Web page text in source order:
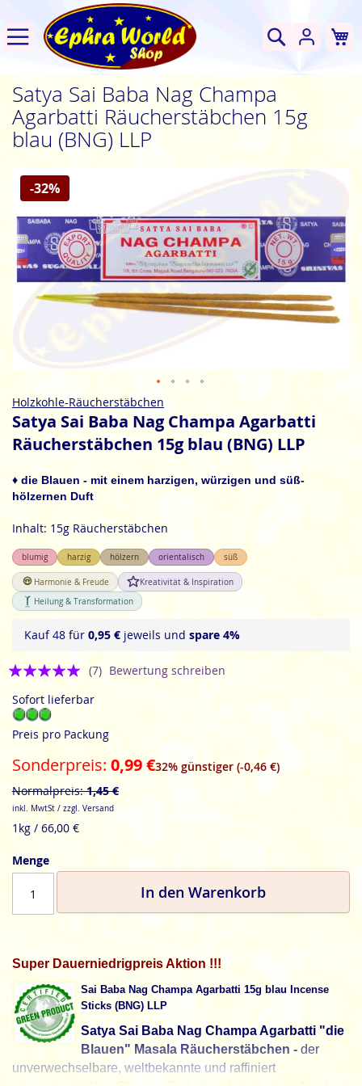
Suche
Satya Sai Baba Nag Champa
Agarbatti Räucherstäbchen 15g
blau (BNG) LLP
Zum
Ende
der
Bildgalerie
springen
-32%
Zum
Anfang
Bildgalerie
Holzkohle-Räucherstäbchen
Satya Sai Baba Nag Champa Agarbatti
Räucherstäbchen 15g blau (BNG) LLP
♦ die Blauen - mit einem harzigen, würzigen und süß-
hölzernen Duft
Inhalt: 15g Räucherstäbchen
blumig harzig hölzern orientalisch süß
Harmonie & Freude
Kreativität & Inspiration
Heilung & Transformation
Kauf 48 für 0,95 € jeweils und spare 4%
Bewertung:
(7) Bewertung schreiben
Sofort lieferbar
Preis pro Packung
Sonderpreis 0,99 €32% günstiger (-0,46 €)
Normalpreis 1,45 €
inkl. MwtSt / zzgl. Versand
1kg / 66,00 €
Menge
In den Warenkorb
Super Dauerniedrigpreis Aktion !!!
Sai Baba Nag Champa Agarbatti 15g blau Incense
Sticks (BNG) LLP
Satya Sai Baba Nag Champa Agarbatti "die
Blauen" Masala Räucherstäbchen - der
unverwechselbare, weltbekannte und raffiniert